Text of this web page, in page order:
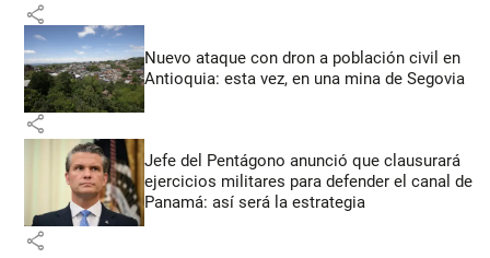
share
Nuevo ataque con dron a población civil en
Antioquia: esta vez, en una mina de Segovia
share
Jefe del Pentágono anunció que clausurará
ejercicios militares para defender el canal de
Panamá: así será la estrategia
share